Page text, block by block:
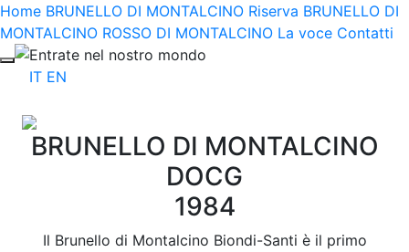
Home BRUNELLO DI MONTALCINO Riserva BRUNELLO DI
MONTALCINO ROSSO DI MONTALCINO La voce Contatti
Entrate nel nostro mondo
IT EN
BRUNELLO DI MONTALCINO
DOCG
1984
Il Brunello di Montalcino Biondi-Santi è il primo